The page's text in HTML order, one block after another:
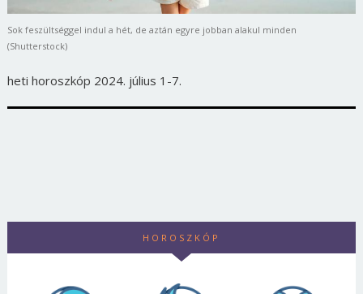
Sok feszültséggel indul a hét, de aztán egyre jobban alakul minden
(Shutterstock)
heti horoszkóp 2024. július 1-7.
HOROSZKÓP